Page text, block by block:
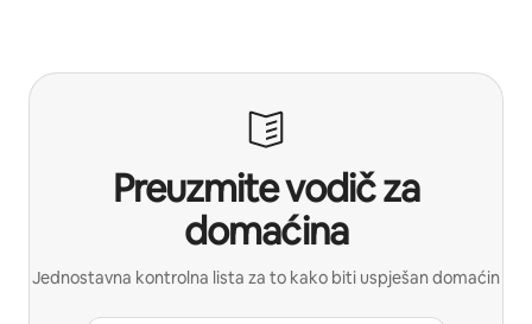
Preuzmite vodič za
domaćina
Jednostavna kontrolna lista za to kako biti uspješan domaćin